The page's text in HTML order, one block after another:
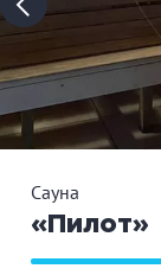
Сауна
«Пилот»